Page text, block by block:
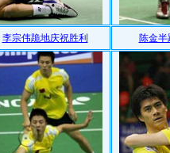
李宗伟跪地庆祝胜利 陈金